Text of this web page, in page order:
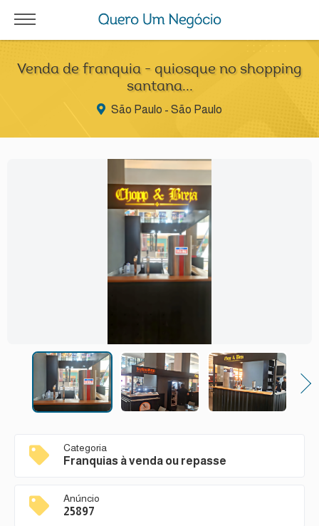
Venda de franquia - quiosque no shopping
santana...
São Paulo - São Paulo
Next
Categoria
Franquias à venda ou repasse
Anúncio
25897